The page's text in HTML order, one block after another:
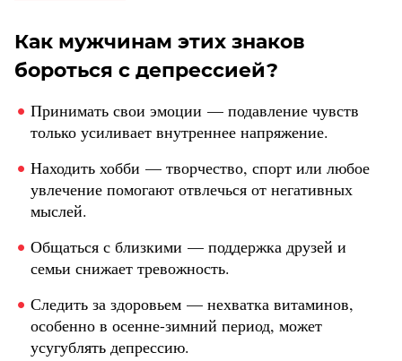
Как мужчинам этих знаков
бороться с депрессией?
Принимать свои эмоции — подавление чувств
только усиливает внутреннее напряжение.
Находить хобби — творчество, спорт или любое
увлечение помогают отвлечься от негативных
мыслей.
Общаться с близкими — поддержка друзей и
семьи снижает тревожность.
Следить за здоровьем — нехватка витаминов,
особенно в осенне-зимний период, может
усугублять депрессию.